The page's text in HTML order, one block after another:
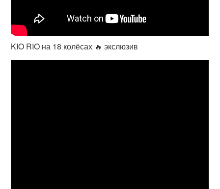
KIO RIO на 18 колёсах 🔥 экслюзив